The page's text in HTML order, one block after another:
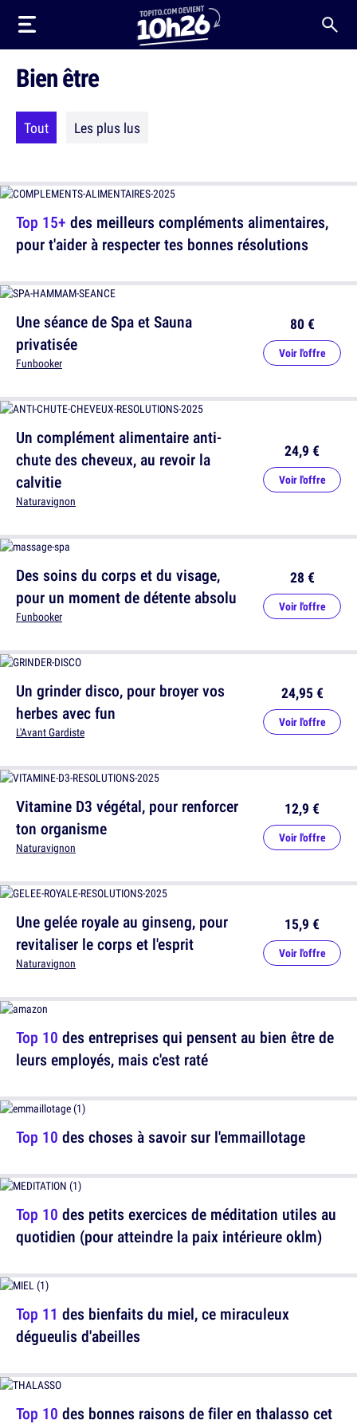
Bien être
Tout Les plus lus
Top 15+ des meilleurs compléments alimentaires,
pour t'aider à respecter tes bonnes résolutions
Une séance de Spa et Sauna
privatisée
Funbooker
80 €
Voir l'offre
Des soins du corps et du visage,
pour un moment de détente absolu
Funbooker
28 €
Voir l'offre
Vitamine D3 végétal, pour renforcer
ton organisme
Naturavignon
12,9 €
Voir l'offre
Top 10 des entreprises qui pensent au bien être de
leurs employés, mais c'est raté
Top 10 des petits exercices de méditation utiles au
quotidien (pour atteindre la paix intérieure oklm)
Top 10 des bonnes raisons de filer en thalasso cet
Un complément alimentaire anti-
chute des cheveux, au revoir la
calvitie
Naturavignon
24,9 €
Voir l'offre
Un grinder disco, pour broyer vos
herbes avec fun
L'Avant Gardiste
24,95 €
Voir l'offre
Une gelée royale au ginseng, pour
revitaliser le corps et l'esprit
Naturavignon
15,9 €
Voir l'offre
Top 10 des choses à savoir sur l'emmaillotage
Top 11 des bienfaits du miel, ce miraculeux
dégueulis d'abeilles